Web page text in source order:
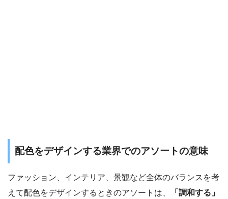
配色をデザインする業界でのアソートの意味
ファッション、インテリア、景観など全体のバランスを考
えて配色をデザインするときのアソートは、
「調和する」